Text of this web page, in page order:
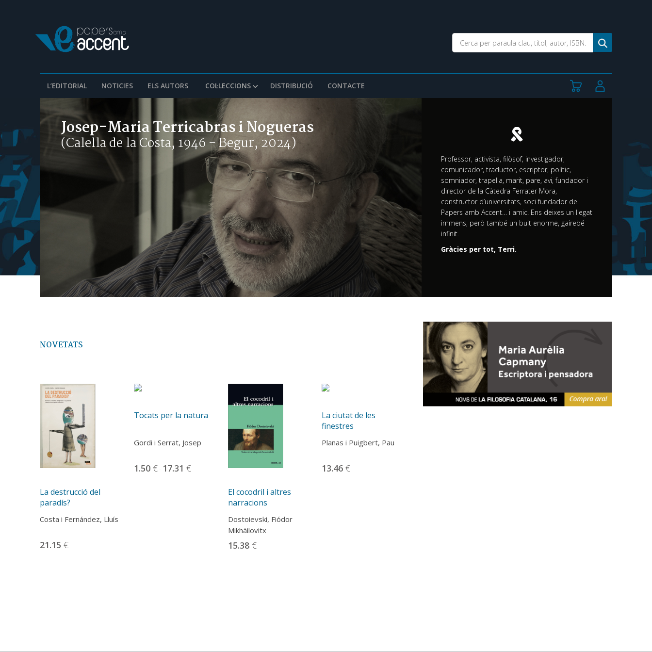
L’EDITORIAL NOTICIES ELS AUTORS COL·LECCIONS DISTRIBUCIÓ CONTACTE
Josep-Maria Terricabras i Nogueras
(Calella de la Costa, 1946 - Begur, 2024)
Professor, activista, filòsof, investigador,
comunicador, traductor, escriptor, polític,
somniador, trapella, marit, pare, avi, fundador i
director de la Càtedra Ferrater Mora,
constructor d’universitats, soci fundador de
Papers amb Accent… i amic. Ens deixes un llegat
immens, però també un buit enorme, gairebé
infinit.
Gràcies per tot, Terri.
NOVETATS
La destrucció del
paradís?
Costa i Fernández, Lluís
21.15 €
Tocats per la natura
Gordi i Serrat, Josep
1.50 €- 17.31 €
El cocodril i altres
narracions
Dostoievski, Fiódor
Mikhàilovitx
15.38 €
La ciutat de les
finestres
Planas i Puigbert, Pau
13.46 €